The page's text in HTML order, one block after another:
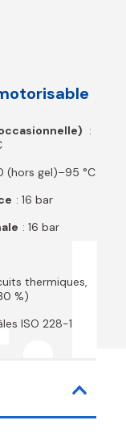
:
(hors gel)–95 °C
: 16 bar
: 16 bar
thermiques,
%)
ISO 228-1